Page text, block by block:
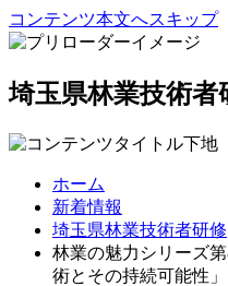
コンテンツ本文へスキップ
埼玉県林業技術者
ホーム
新着情報
埼玉県林業技術者研修
林業の魅力シリーズ
術とその持続可能性」